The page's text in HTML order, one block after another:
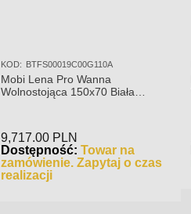
KOD: BTFS00019C00G110A
Mobi Lena Pro Wanna
Wolnostojąca 150x70 Biała
9,717.00 PLN
Dostępność: Towar na
zamówienie. Zapytaj o czas
realizacji